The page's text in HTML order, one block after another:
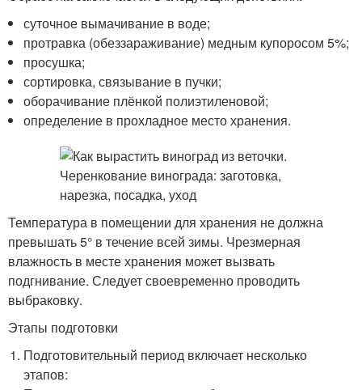
суточное вымачивание в воде;
протравка (обеззараживание) медным купоросом 5%;
просушка;
сортировка, связывание в пучки;
оборачивание плёнкой полиэтиленовой;
определение в прохладное место хранения.
Температура в помещении для хранения не должна
превышать 5° в течение всей зимы. Чрезмерная
влажность в месте хранения может вызвать
подгнивание. Следует своевременно проводить
выбраковку.
Этапы подготовки
Подготовительный период включает несколько
этапов: